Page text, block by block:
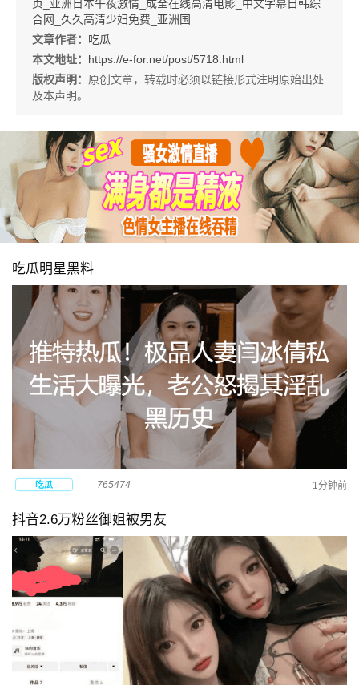
页_亚洲日本午夜激情_成全在线高清电影_中文字幕日韩综
合网_久久高清少妇免费_亚洲国
文章作者： 吃瓜
本文地址： https://e-for.net/post/5718.html
版权声明： 原创文章，转载时必须以链接形式注明原始出处
及本声明。
吃瓜明星黑料
吃瓜 765474 1分钟前
抖音2.6万粉丝御姐被男友